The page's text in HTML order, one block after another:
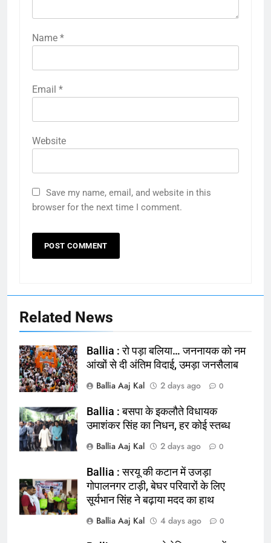
164
चिकित्सक, किया प्रदर्शन
NATIONAL बलिया
165
Ballia : बलिया बलिदान दिवस के मौके पर
Name *
Email *
Website
Save my name, email, and website in this
browser for the next time I comment.
Related News
Ballia : रो पड़ा बलिया… जननायक को नम
आंखों से दी अंतिम विदाई, उमड़ा जनसैलाब
Ballia Aaj Kal
2 days ago 0
Ballia : बसपा के इकलौते विधायक
उमाशंकर सिंह का निधन, हर कोई स्तब्ध
Ballia Aaj Kal
2 days ago 0
Ballia : सरयू की कटान में उजड़ा
गोपालनगर टाड़ी, बेघर परिवारों के लिए
सूर्यभान सिंह ने बढ़ाया मदद का हाथ
Ballia Aaj Kal
4 days ago 0